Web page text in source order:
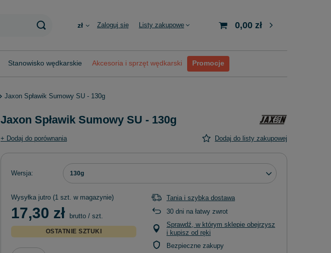
zł Zaloguj się Listy zakupowe 0,00 zł
Stanowisko wędkarskie Akcesoria i sprzęt wędkarski Promocje
Jaxon Spławik Sumowy SU - 130g
Jaxon Spławik Sumowy SU - 130g
+ Dodaj do porównania Dodaj do listy zakupowej
Wersja 130g
Wysyłka jutro (1 szt. w magazynie)
17,30 zł brutto / szt.
OSTATNIE SZTUKI
Tania i szybka dostawa
30 dni na łatwy zwrot
Sprawdź, w którym sklepie obejrzysz
i kupisz od ręki
Bezpieczne zakupy